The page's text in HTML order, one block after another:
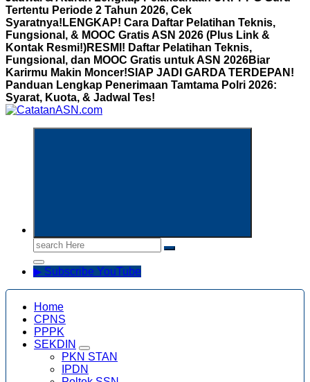
Tertentu Periode 2 Tahun 2026, Cek
Syaratnya! LENGKAP! Cara Daftar Pelatihan Teknis,
Fungsional, & MOOC Gratis ASN 2026 (Plus Link &
Kontak Resmi!)RESMI! Daftar Pelatihan Teknis,
Fungsional, dan MOOC Gratis untuk ASN 2026Biar
Karirmu Makin Moncer!SIAP JADI GARDA TERDEPAN!
Panduan Lengkap Penerimaan Tamtama Polri 2026:
Syarat, Kuota, & Jadwal Tes!
Search
for:
▶ Subscribe YouTube
Home
CPNS
PPPK
SEKDIN
PKN STAN
IPDN